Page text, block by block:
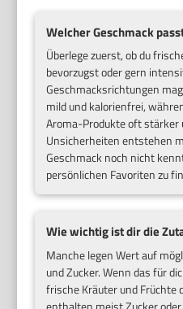
Welcher Geschmack
Überlege zuerst, ob du
bevorzugst oder gern
Geschmacksrichtungen
mild und kalorienfrei,
Aroma-Produkte oft stärker
Unsicherheiten entstehen
Geschmack noch nicht
persönlichen Favoriten zu
Wie wichtig ist dir die
Manche legen Wert auf
und Zucker. Wenn das für
frische Kräuter und Früchte